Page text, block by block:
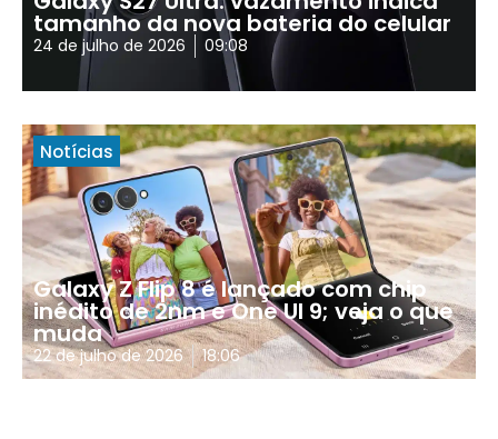
tamanho da nova bateria do celular
24 de julho de 2026 09:08
Notícias
Galaxy Z Flip 8 é lançado com chip
inédito de 2nm e One UI 9; veja o que
muda
22 de julho de 2026 18:06